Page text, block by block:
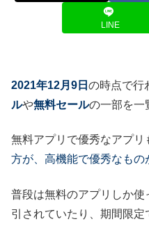
LINE
2021年12月9日 の時点で行
ルや無料セールの一部を一
無料アプリで優秀なアプリ
方が、高機能で優秀なもの
普段は無料のアプリしか使
引されていたり、期間限